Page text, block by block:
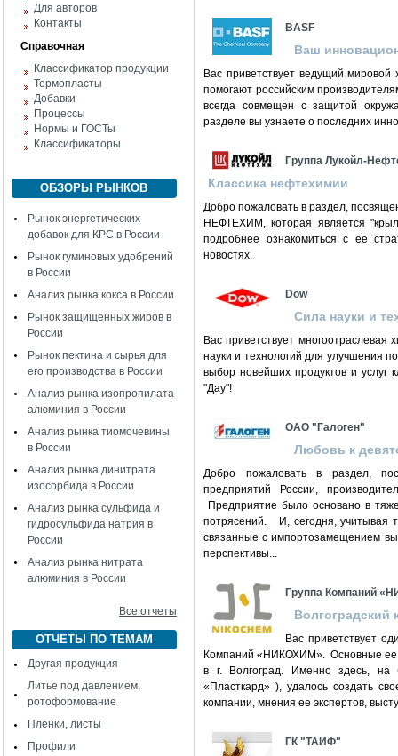
Для авторов
Контакты
Справочная
Классификатор продукции
Термопласты
Добавки
Процессы
Нормы и ГОСТы
Классификаторы
ОБЗОРЫ РЫНКОВ
Рынок энергетических
добавок для КРС в России
Рынок гуминовых удобрений
в России
Анализ рынка кокса в России
Рынок защищенных жиров в
России
Рынок пектина и сырья для
его производства в России
Анализ рынка изопропилата
алюминия в России
Анализ рынка тиомочевины
в России
Анализ рынка динитрата
изосорбида в России
Анализ рынка сульфида и
гидросульфида натрия в
России
Анализ рынка нитрата
алюминия в России
Все отчеты
ОТЧЕТЫ ПО ТЕМАМ
Другая продукция
Литье под давлением,
ротоформование
Пленки, листы
Профили
BASF
Ваш
Вас приветствует ведущий
помогают российским
всегда совмещен с защитой
разделе вы узнаете о последних
Группа Лукойл-
Классика нефтехимии
Добро пожаловать в раздел,
НЕФТЕХИМ, которая является
подробнее ознакомиться с ее
новостях.
Dow
Сила науки и
Вас приветствует
науки и технологий для улучшения
выбор новейших продуктов и услуг
"Дау"!
ОАО "Галоген"
Любовь к
Добро пожаловать в раздел,
предприятий России,
Предприятие было основано в
потрясений. И, сегодня, учитывая
связанные с импортозамещением
перспективы...
Группа Компаний
Волгоградский
Вас приветствует
Компаний «НИКОХИМ». Основные ее
в г. Волгоград. Именно здесь, на
«Пласткард» ), удалось создать
компании, мнения ее экспертов,
ГК "ТАИФ"